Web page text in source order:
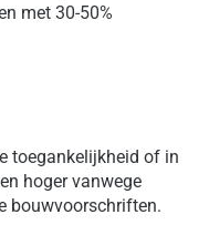
met 30-50%
toegankelijkheid of in
hoger vanwege
bouwvoorschriften.